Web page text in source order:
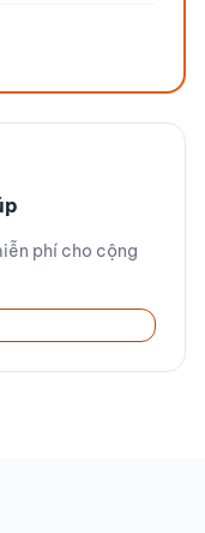
phí cho cộng